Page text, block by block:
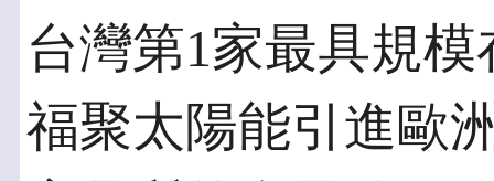
台灣第1家最具規
福聚太陽能引進歐